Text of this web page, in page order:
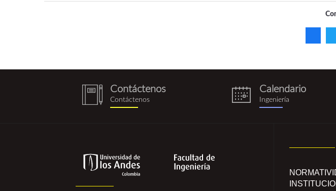
notebook
(1).png
Contáctenos
Contáctenos eventos.png
Calendario
Ingeniería